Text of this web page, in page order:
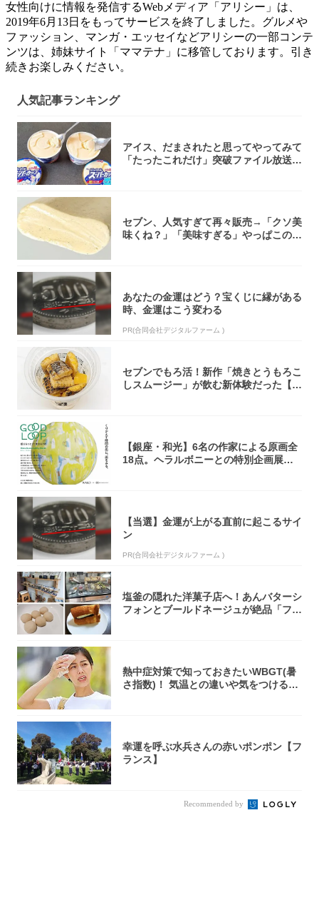
女性向けに情報を発信するWebメディア「アリシー」は、
2019年6月13日をもってサービスを終了しました。グルメや
ファッション、マンガ・エッセイなどアリシーの一部コンテ
ンツは、姉妹サイト「ママテナ」に移管しております。引き
続きお楽しみください。
人気記事ランキング
アイス、だまされたと思ってやってみて
「たったこれだけ」突破ファイル放送で
セブン、人気すぎて再々販売→「クソ美
味くね？」「美味すぎる」やっぱこのク
あなたの金運はどう？宝くじに縁がある
時、金運はこう変わる
PR(合同会社デジタルファーム )
セブンでもろ活！新作「焼きとうもろこ
しスムージー」が飲む新体験だった【東
【銀座・和光】6名の作家による原画全
18点。ヘラルボニーとの特別企画展「G
【当選】金運が上がる直前に起こるサイ
ン
PR(合同会社デジタルファーム )
塩釜の隠れた洋菓子店へ！あんバターシ
フォンとブールドネージュが絶品「フー
熱中症対策で知っておきたいWBGT(暑
さ指数)！ 気温との違いや気をつけるべ
幸運を呼ぶ水兵さんの赤いポンポン【フ
ランス】
Recommended by